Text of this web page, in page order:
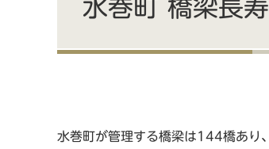
農商工
水巻町 橋梁長
水巻町が管理する橋梁は144橋あり